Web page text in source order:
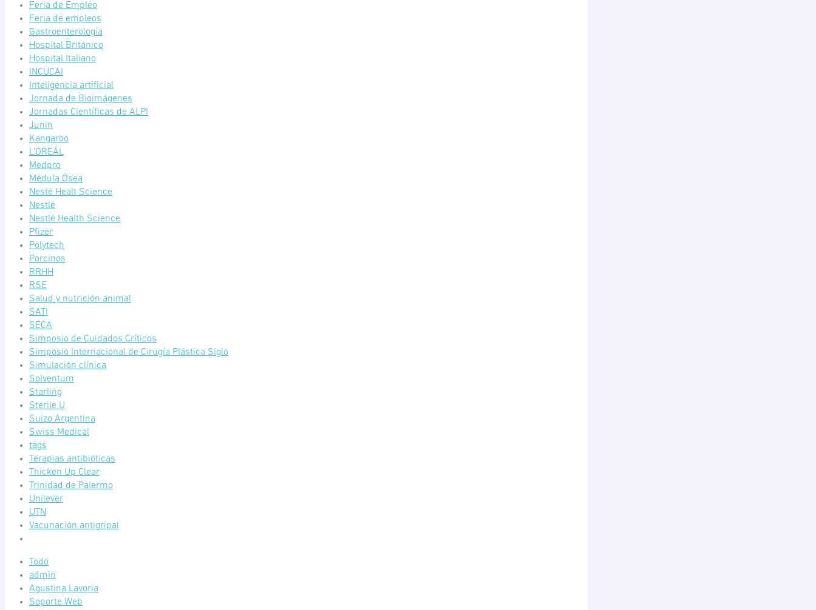
Feria de Empleo
Feria de empleos
Gastroenterología
Hospital Británico
Hospital Italiano
INCUCAI
Inteligencia artificial
Jornada de Bioimágenes
Jornadas Científicas de ALPI
Junin
Kangaroo
L’OREÁL
Medpro
Médula Ósea
Nesté Healt Science
Nestlé
Nestlé Health Science
Pfizer
Polytech
Porcinos
RRHH
RSE
Salud y nutrición animal
SATI
SECA
Simposio de Cuidados Críticos
Simposio Internacional de Cirugía Plástica Siglo
Simulación clínica
Solventum
Starling
Sterile U
Suizo Argentina
Swiss Medical
tags
Terapias antibióticas
Thicken Up Clear
Trinidad de Palermo
Unilever
UTN
Vacunación antigripal
Todo
admin
Agustina Lavoria
Soporte Web